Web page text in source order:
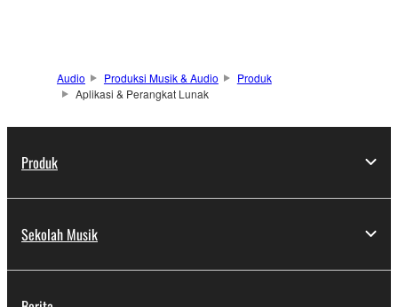
Audio Produksi Musik & Audio
Produk
Aplikasi & Perangkat Lunak
Produk
Sekolah Musik